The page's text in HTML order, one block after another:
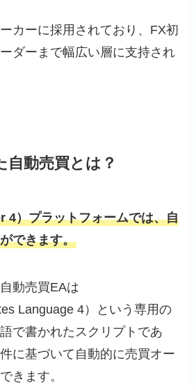
カーに採用されており、FX初
ダーまで幅広い層に支持され
自動売買とは？
4）プラットフォームでは、自
できます。
動売買EAは
Language 4）という専用の
で書かれたスクリプトであ
に基づいて自動的に売買オー
きます。